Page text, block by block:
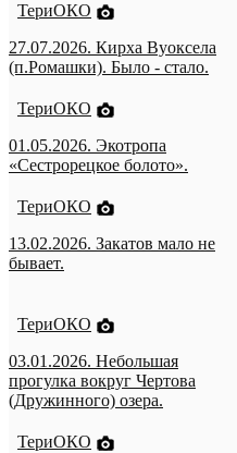
ТериОКО
27.07.2026. Кирха Вуоксела
(п.Ромашки). Было - стало.
ТериОКО
01.05.2026. Экотропа
«Сестрорецкое болото».
ТериОКО
13.02.2026. Закатов мало не
бывает.
ТериОКО
03.01.2026. Небольшая
прогулка вокруг Чертова
(Дружинного) озера.
ТериОКО